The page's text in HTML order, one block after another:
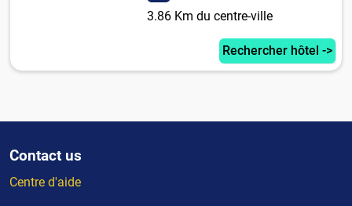
3.86 Km du centre-ville
Rechercher hôtel ->
Contact us
Centre d'aide